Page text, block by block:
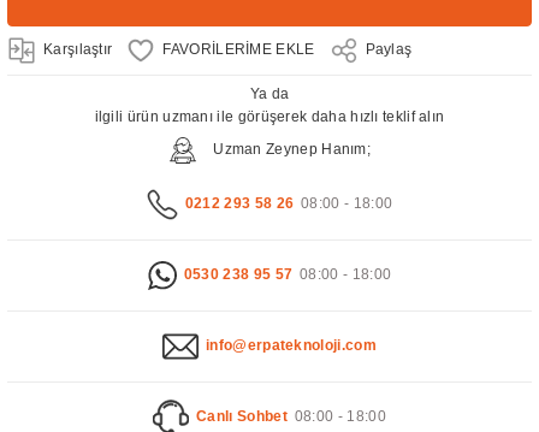
Karşılaştır Paylaş
Ya da
ilgili ürün uzmanı ile görüşerek daha hızlı teklif alın
Uzman Zeynep Hanım;
0212 293 58 26 08:00 - 18:00
0530 238 95 57 08:00 - 18:00
info@erpateknoloji.com
Canlı Sohbet 08:00 - 18:00